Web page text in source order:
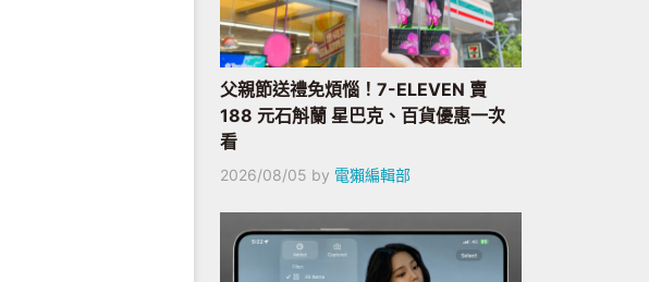
父親節送禮免煩惱！7-ELEVEN 賣
188 元石斛蘭 星巴克、百貨優惠一次
看
2026/08/05 by 電獺編輯部